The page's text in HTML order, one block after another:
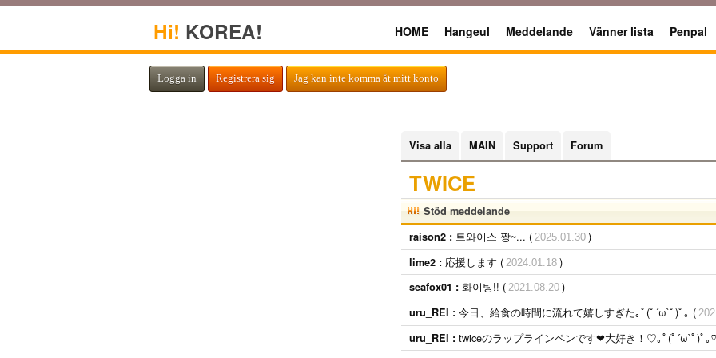
Hi! KOREA! HOME Hangeul Meddelande Vänner lista Penpal
Logga in Registrera sig Jag kan inte komma åt mitt konto
Visa alla MAIN Support Forum
TWICE
Stöd meddelande
raison2 : 트와이스 짱~... ( 2025.01.30 )
lime2 : 応援します ( 2024.01.18 )
seafox01 : 화이팅!! ( 2021.08.20 )
uru_REI : 今日、給食の時間に流れて嬉しすぎた｡ﾟ(ﾟ´ω`ﾟ)ﾟ｡ (
uru_REI : twiceのラップラインペンです❤︎大好き！♡｡ﾟ(ﾟ´ω`ﾟ)ﾟ｡